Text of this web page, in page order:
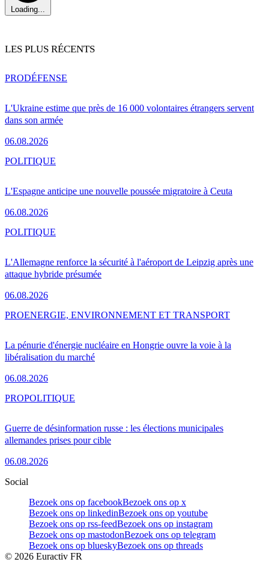
Loading...
LES PLUS RÉCENTS
L'Ukraine estime que près de 16 000 volontaires étrangers servent
dans son armée
06.08.2026
PRODÉFENSE
L'Espagne anticipe une nouvelle poussée migratoire à Ceuta
06.08.2026
POLITIQUE
L'Allemagne renforce la sécurité à l'aéroport de Leipzig après une
attaque hybride présumée
06.08.2026
POLITIQUE
La pénurie d'énergie nucléaire en Hongrie ouvre la voie à la
libéralisation du marché
06.08.2026
PROENERGIE, ENVIRONNEMENT ET TRANSPORT
Guerre de désinformation russe : les élections municipales
allemandes prises pour cible
06.08.2026
PROPOLITIQUE
Social
Bezoek ons op facebookBezoek ons op x
Bezoek ons op linkedinBezoek ons op youtube
Bezoek ons op rss-feedBezoek ons op instagram
Bezoek ons op mastodonBezoek ons op telegram
Bezoek ons op blueskyBezoek ons op threads
© 2026 Euractiv FR